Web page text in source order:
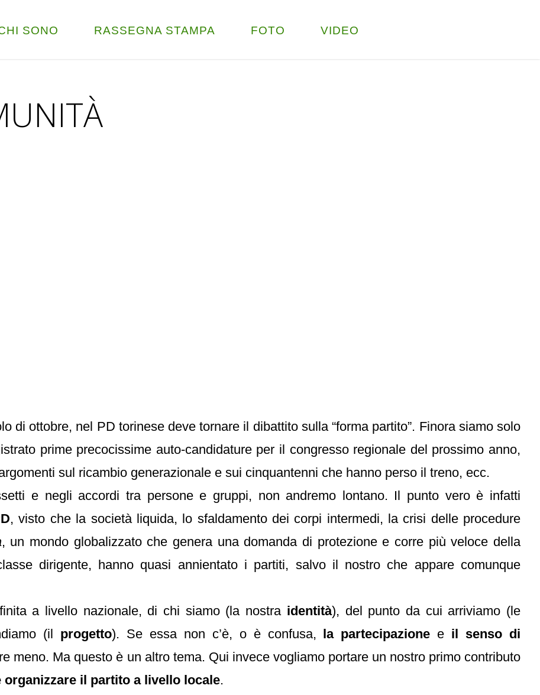
SONO RASSEGNA STAMPA FOTO VIDEO
di ottobre, nel PD torinese deve tornare il dibattito sulla “forma partito”. Finora siamo solo
prime precocissime auto-candidature per il congresso regionale del prossimo anno,
sul ricambio generazionale e sui cinquantenni che hanno perso il treno, ecc.
e negli accordi tra persone e gruppi, non andremo lontano. Il punto vero è infatti
, visto che la società liquida, lo sfaldamento dei corpi intermedi, la crisi delle procedure
, un mondo globalizzato che genera una domanda di protezione e corre più veloce della
dirigente, hanno quasi annientato i partiti, salvo il nostro che appare comunque
a livello nazionale, di chi siamo (la nostra identità), del punto da cui arriviamo (le
(il progetto). Se essa non c’è, o è confusa, la partecipazione e il senso di
meno. Ma questo è un altro tema. Qui invece vogliamo portare un nostro primo contributo
organizzare il partito a livello locale.